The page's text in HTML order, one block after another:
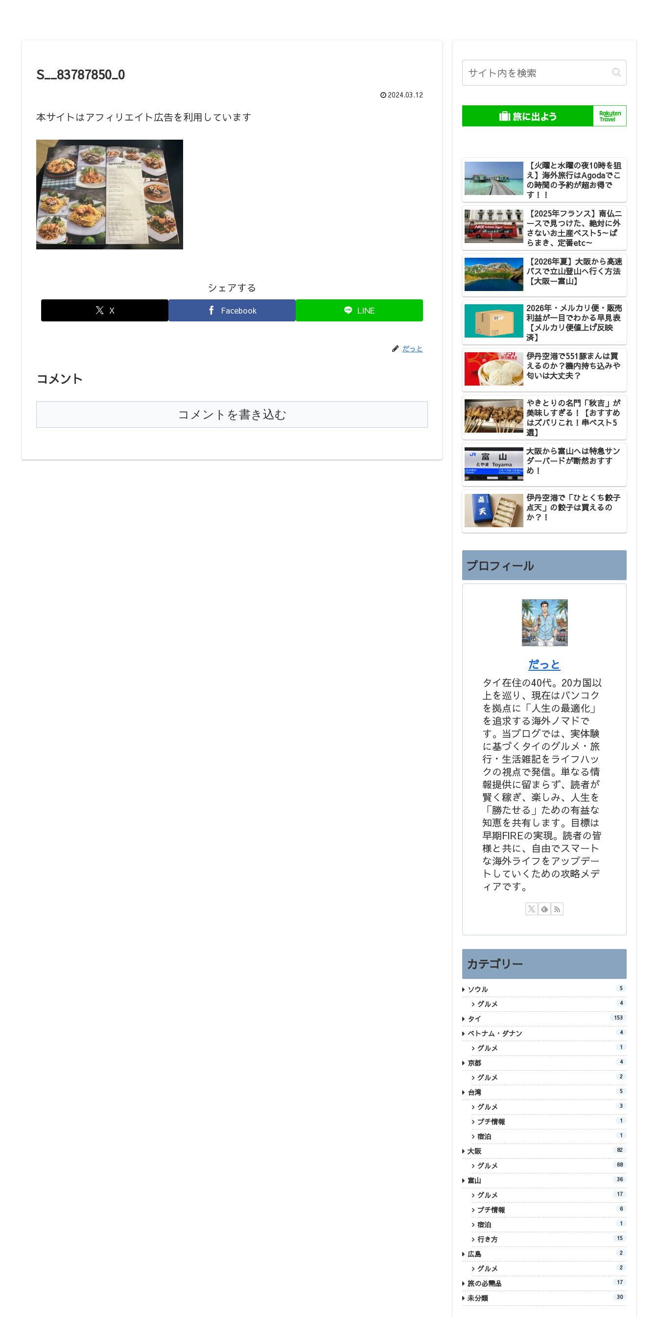
S__83787850_0
2024.03.12
本サイトはアフィリエイト広告を利用しています
シェアする
X Facebook LINE
だっと
コメント
コメントを書き込む
【火曜と水曜の夜10時を狙
え】海外旅行はAgodaでこ
の時間の予約が超お得で
す！！
【2025年フランス】南仏ニ
ースで見つけた、絶対に外
さないお土産ベスト5～ば
らまき、定番etc～
【2026年夏】大阪から高速
バスで立山登山へ行く方法
【大阪ー富山】
2026年・メルカリ便・販売
利益が一目でわかる早見表
【メルカリ便値上げ反映
済】
伊丹空港で551豚まんは買
えるのか？機内持ち込みや
匂いは大丈夫？
やきとりの名門「秋吉」が
美味しすぎる！【おすすめ
はズバリこれ！串ベスト5
選】
大阪から富山へは特急サン
ダーバードが断然おすす
め！
伊丹空港で「ひとくち餃子
点天」の餃子は買えるの
か？！
プロフィール
だっと
タイ在住の40代。20カ国以
上を巡り、現在はバンコク
を拠点に「人生の最適化」
を追求する海外ノマドで
す。当ブログでは、実体験
に基づくタイのグルメ・旅
行・生活雑記をライフハッ
クの視点で発信。単なる情
報提供に留まらず、読者が
賢く稼ぎ、楽しみ、人生を
「勝たせる」ための有益な
知恵を共有します。目標は
早期FIREの実現。読者の皆
様と共に、自由でスマート
な海外ライフをアップデー
トしていくための攻略メデ
ィアです。
カテゴリー
ソウル 5
グルメ 4
タイ 153
ベトナム・ダナン 4
グルメ 1
京都 4
グルメ 2
台湾 5
グルメ 3
プチ情報 1
宿泊 1
大阪 82
グルメ 68
富山 36
グルメ 17
プチ情報 6
宿泊 1
行き方 15
広島 2
グルメ 2
旅の必需品 17
未分類 30